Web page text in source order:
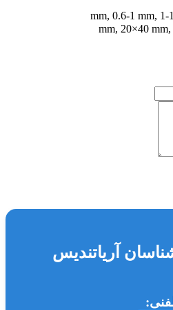
آریاتندیس